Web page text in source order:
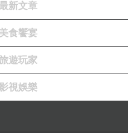
新文章
美食饗宴
遊玩家
視娛樂